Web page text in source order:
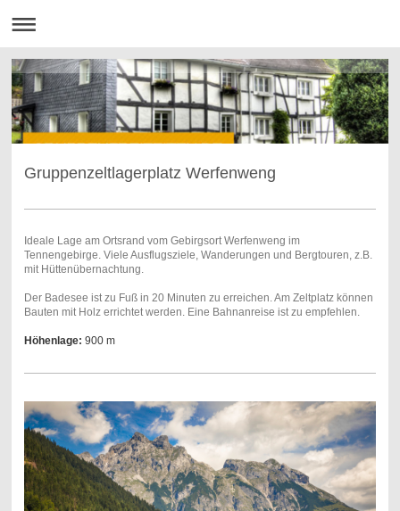
Gruppenzeltlagerplatz Werfenweng
Ideale Lage am Ortsrand vom Gebirgsort Werfenweng im
Tennengebirge. Viele Ausflugsziele, Wanderungen und Bergtouren, z.B.
mit Hüttenübernachtung.
Der Badesee ist zu Fuß in 20 Minuten zu erreichen. Am Zeltplatz können
Bauten mit Holz errichtet werden. Eine Bahnanreise ist zu empfehlen.
Höhenlage: 900 m